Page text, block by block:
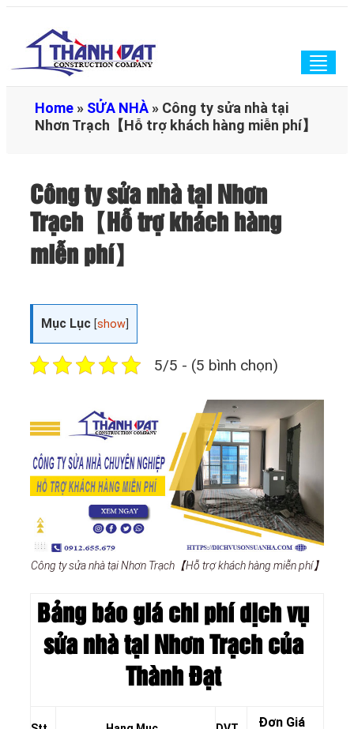
Home » SỬA NHÀ » Công ty sửa nhà tại
Nhơn Trạch【Hỗ trợ khách hàng miễn phí】
Công ty sửa nhà tại Nhơn
Trạch【Hỗ trợ khách hàng
miễn phí】
Mục Lục [show
5/5 - (5 bình chọn)
Công ty sửa nhà tại Nhơn Trạch【Hỗ trợ khách hàng miễn phí】
Bảng báo giá chi phí dịch vụ
sửa nhà tại Nhơn Trạch của
Thành Đạt
Đơn Giá